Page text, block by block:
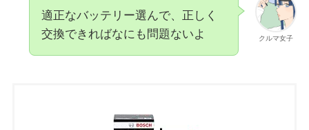
クルマ女子
適正なバッテリー選んで、正しく
交換できればなにも問題ないよ